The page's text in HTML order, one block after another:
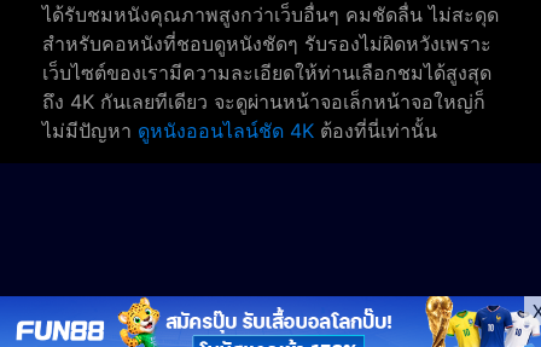
ได้รับชมหนังคุณภาพสูงกว่าเว็บอื่นๆ คมชัดลื่น ไม่สะดุด
สำหรับคอหนังที่ชอบดูหนังชัดๆ รับรองไม่ผิดหวังเพราะ
เว็บไซต์ของเรามีความละเอียดให้ท่านเลือกชมได้สูงสุด
ถึง 4K กันเลยทีเดียว จะดูผ่านหน้าจอเล็กหน้าจอใหญ่ก็
ไม่มีปัญหา ดูหนังออนไลน์ชัด 4K ต้องที่นี่เท่านั้น